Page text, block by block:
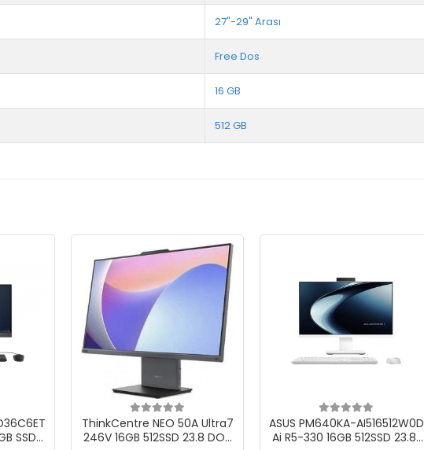
27"-29" Arası
Free Dos
16 GB
512 GB
SSD
ThinkCentre NEO 50A Ultra7
246V 16GB 512SSD 23.8 DOS
ASUS PM640KA-AI516512W0D
Ai R5-330 16GB 512SSD 23.8”